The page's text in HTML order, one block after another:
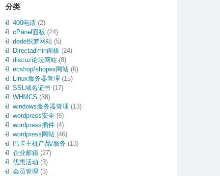
分类
400电话(2)
cPanel面板 (24)
dede织梦网站(5)
Directadmin面板 (24)
discuz论坛网站(8)
ecshop/shopex网站(6)
Linux服务器管理 (15)
SSL域名证书 (17)
WHMCS (38)
windows服务器管理 (13)
wordpress安全(6)
wordpress插件(4)
wordpress网站(46)
巴卡主机产品/服务(13)
企业邮箱(27)
优惠活动 (3)
会员管理 (3)